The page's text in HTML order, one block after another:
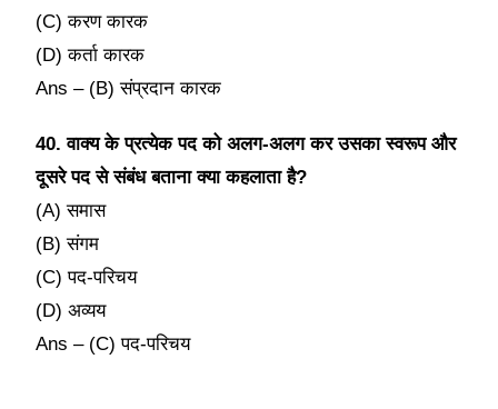
(C) करण कारक
(D) कर्ता कारक
Ans – (B) संप्रदान कारक
40. वाक्य के प्रत्येक पद को अलग-अलग कर उसका स्वरूप और
दूसरे पद से संबंध बताना क्या कहलाता है?
(A) समास
(B) संगम
(C) पद-परिचय
(D) अव्यय
Ans – (C) पद-परिचय